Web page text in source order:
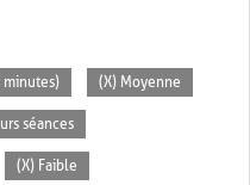
minutes) (X) Moyenne
séances
(X) Faible